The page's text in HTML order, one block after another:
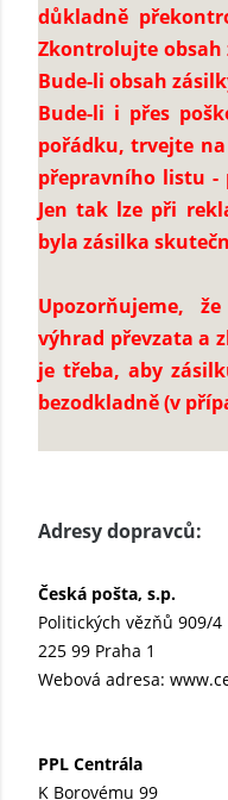
důkladně
Zkontrolujte obsah
Bude-li obsah
Bude-li i přes
pořádku, trvejte
přepravního listu -
Jen tak lze při
byla zásilka
Upozorňujeme,
výhrad převzata a
je třeba, aby
bezodkladně (v
Adresy dopravců:
Česká pošta, s.p.
Politických vězňů 909/4
225 99 Praha 1
Webová adresa:
PPL Centrála
K Borovému 99